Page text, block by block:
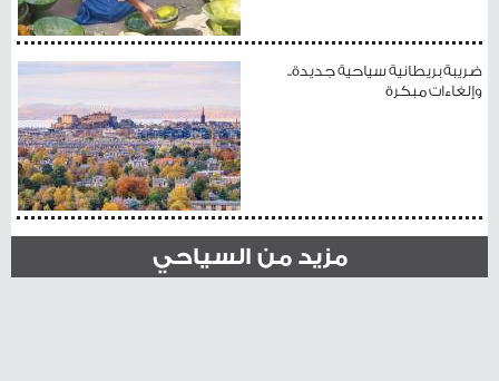
ضريبة بريطانية سياحية جديدة..
وإلغاءات مبكرة
مزيد من السياحي